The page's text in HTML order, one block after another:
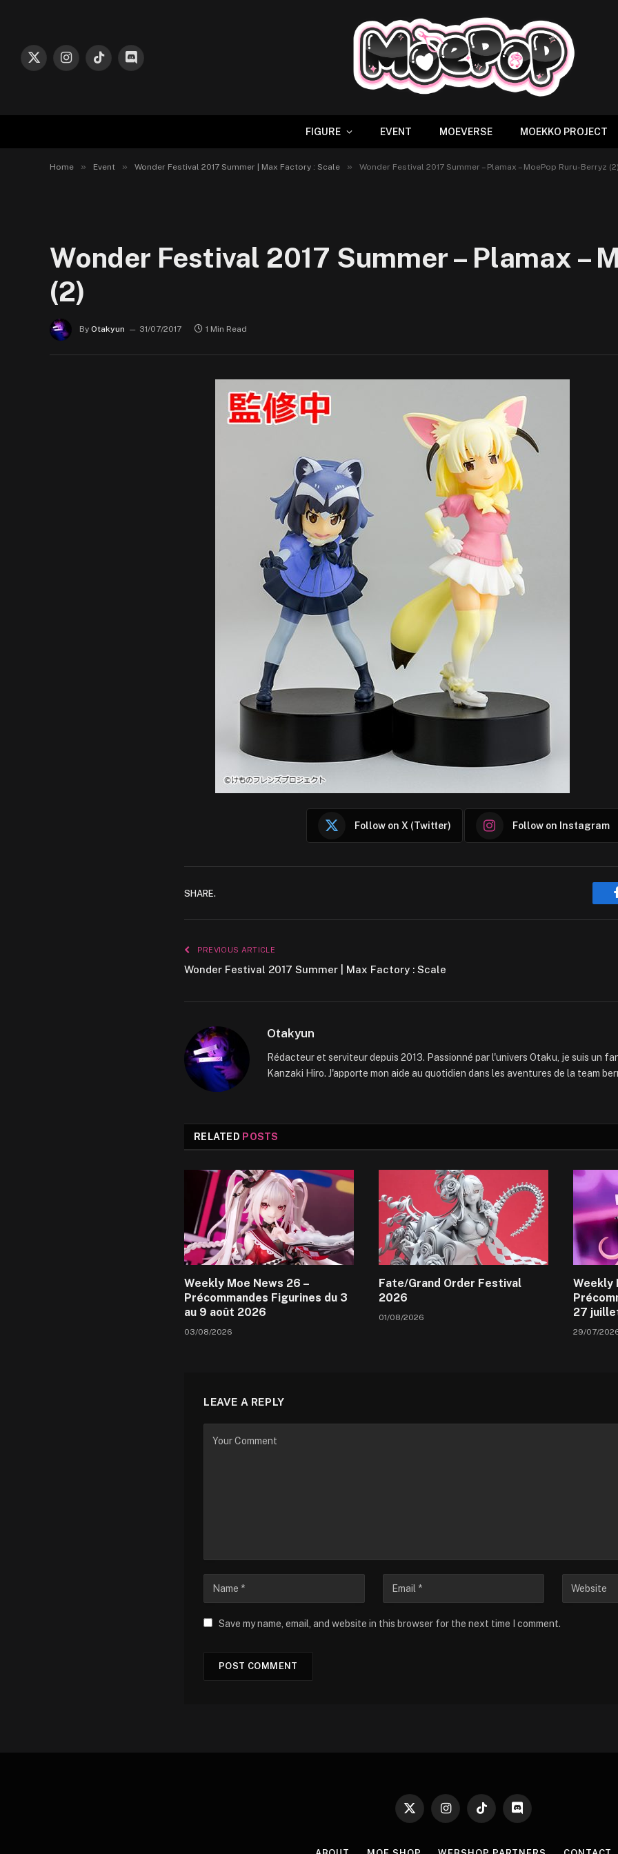
X
InstagramTikTokDiscord
FIGURE EVENT MOEVERSE MOEKKO PROJECT
Home » Event » Wonder Festival 2017 Summer | Max Factory : Scale » Wonder Festival 2017 Summer – Plamax – MoePop Ruru-Berryz (2)
Wonder Festival 2017 Summer – Plamax –
(2)
By Otakyun 31/07/2017 1 Min Read
Follow on X (Twitter) Follow on Instagram
SHARE.
PREVIOUS ARTICLE
Wonder Festival 2017 Summer | Max Factory : Scale
Otakyun
Rédacteur et serviteur depuis 2013. Passionné par l'univers Otaku, je suis un
Kanzaki Hiro. J'apporte mon aide au quotidien dans les aventures de la team
RELATED POSTS
Weekly Moe News 26 –
Précommandes Figurines du 3
au 9 août 2026
03/08/2026
Fate/Grand Order Festival
2026
01/08/2026
Weekly
27
29/07/
LEAVE A REPLY
Save my name, email, and website in this browser for the next time I comment.
X
InstagramTikTok Discord